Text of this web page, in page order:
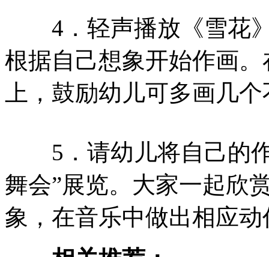
4．轻声播放《雪花》
根据自己想象开始作画
上，鼓励幼儿可多画几
5．请幼儿将自己的作
舞会”展览。大家一起欣
象，在音乐中做出相应